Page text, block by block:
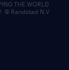
THE WORLD
© Randstad N.V